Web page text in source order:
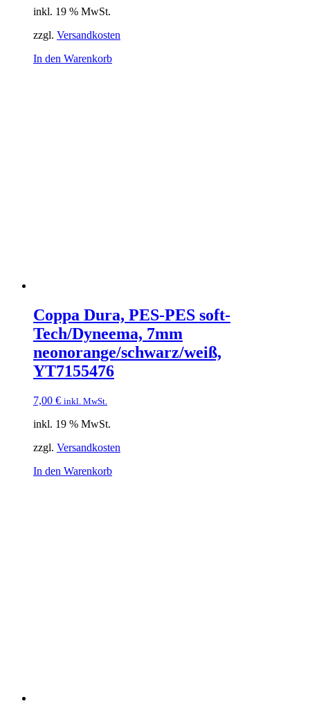
inkl. 19 % MwSt.
zzgl. Versandkosten
In den Warenkorb
Coppa Dura, PES-PES soft-
Tech/Dyneema, 7mm
neonorange/schwarz/weiß,
YT7155476
7,00 € inkl. MwSt.
inkl. 19 % MwSt.
zzgl. Versandkosten
In den Warenkorb